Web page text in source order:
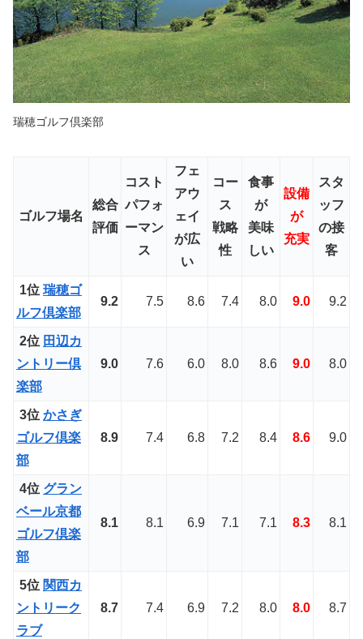
瑞穂ゴルフ倶楽部
ゴルフ場名
総合
評価
コスト
パフォ
ーマン
ス
フェ
アウ
ェイ
が広
い
コー
ス
戦略
性
食事
が
美味
しい
設備
が
充実
スタ
ッフ
の接
客
1位 瑞穂ゴ
ルフ倶楽部
9.2 7.5 8.6 7.4 8.0 9.0 9.2
2位 田辺カ
ントリー倶
楽部
9.0 7.6 6.0 8.0 8.6 9.0 8.0
3位 かさぎ
ゴルフ倶楽
部
8.9 7.4 6.8 7.2 8.4 8.6 9.0
4位 グラン
ベール京都
ゴルフ倶楽
部
8.1 8.1 6.9 7.1 7.1 8.3 8.1
5位 関西カ
ントリーク
ラブ
8.7 7.4 6.9 7.2 8.0 8.0 8.7